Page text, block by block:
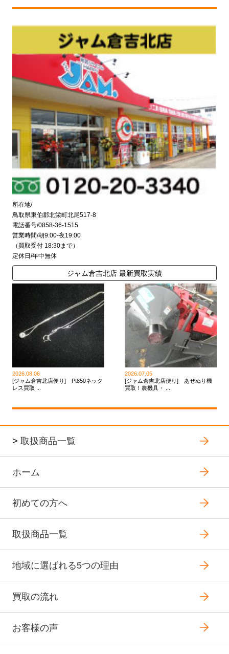
所在地/
鳥取県東伯郡北栄町北尾517-8
電話番号/0858-36-1515
営業時間/朝9:00-夜19:00
（買取受付 18:30まで）
定休日/年中無休
ジャム倉吉北店 最新買取実績
2026.08.06
[ジャム倉吉北店便り] Pt850ネック
レス買取 ...
2026.07.05
[ジャム倉吉北店便り] あぜぬり機
買取！農機具・ ...
> 取扱商品一覧
ホーム
初めての方へ
取扱商品一覧
地域に選ばれる5つの理由
買取の流れ
お客様の声